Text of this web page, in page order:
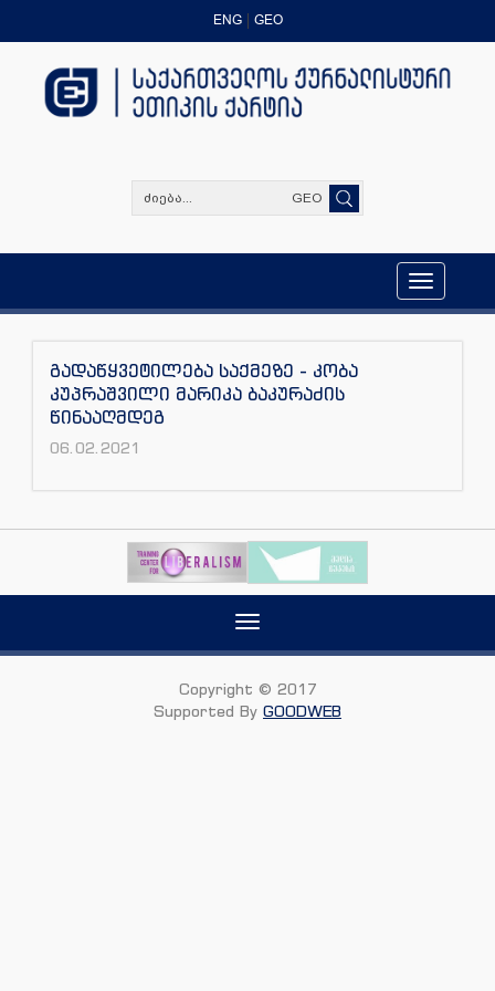
ENG GEO
GEO
Toggle
navigation
გადაწყვეტილება საქმეზე - კობა
კუპრაშვილი მარიკა ბაკურაძის
წინააღმდეგ
06.02.2021
Toggle
Copyright © 2017
Supported By GOODWEB